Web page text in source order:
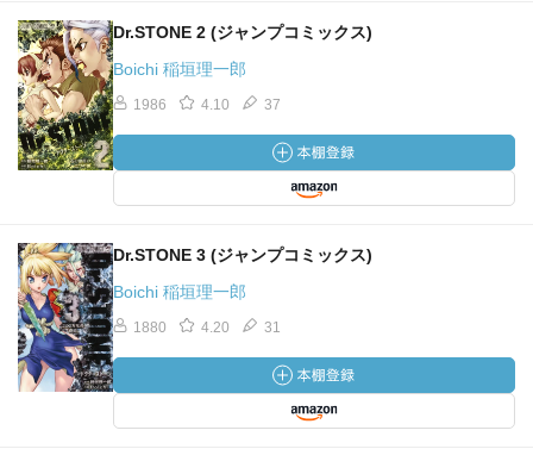
Dr.STONE 2 (ジャンプコミックス)
Boichi 稲垣理一郎
1986 4.10 37
Dr.STONE 3 (ジャンプコミックス)
Boichi 稲垣理一郎
1880 4.20 31